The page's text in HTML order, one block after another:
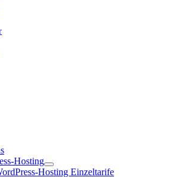
Hosting
Hosting Einzeltarife